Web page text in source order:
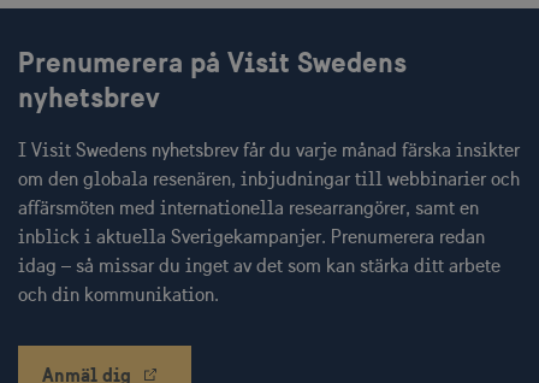
Prenumerera på Visit Swedens
nyhetsbrev
I Visit Swedens nyhetsbrev får du varje månad färska insikter
om den globala resenären, inbjudningar till webbinarier och
affärsmöten med internationella researrangörer, samt en
inblick i aktuella Sverigekampanjer. Prenumerera redan
idag – så missar du inget av det som kan stärka ditt arbete
och din kommunikation.
Anmäl dig
och kontohantering men bidrar även till en
säker webbplats. Webbplatsen kan inte
användas ordentligt utan strikt nödvändiga
Namn
Leverantör / Domän
Utgång
csrftoken
.visitsweden.com 1 år